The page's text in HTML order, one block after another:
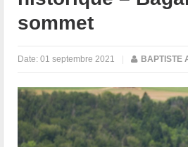
sommet
Date:01 septembre 2021 | BAPTISTE